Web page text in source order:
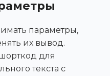
параметры,
их вывод.
для
текста с